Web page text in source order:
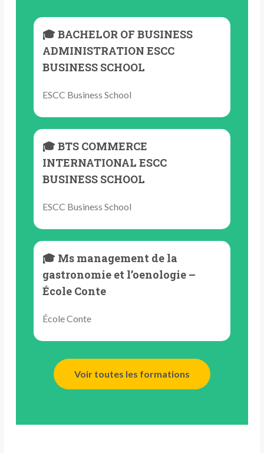
🎓 BACHELOR OF BUSINESS
ADMINISTRATION ESCC
BUSINESS SCHOOL
ESCC Business School
🎓 BTS COMMERCE
INTERNATIONAL ESCC
BUSINESS SCHOOL
ESCC Business School
🎓 Ms management de la
gastronomie et l’oenologie –
École Conte
École Conte
Voir toutes les formations